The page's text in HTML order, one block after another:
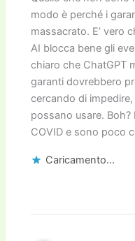
modo è perché i
massacrato. E’ vero
AI blocca bene gli
chiaro che ChatGPT
garanti dovrebbero
cercando di
possano usare.
COVID e sono poco
Caricamento...